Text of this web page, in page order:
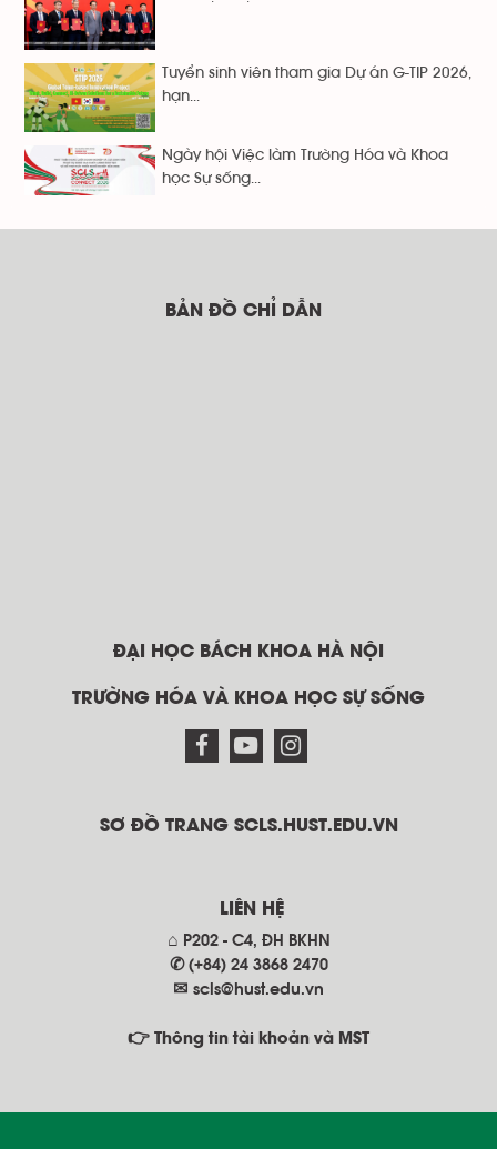
Tuyển sinh viên tham gia Dự án G-TIP 2026,
hạn...
Ngày hội Việc làm Trường Hóa và Khoa
học Sự sống...
BẢN ĐỒ CHỈ DẪN
ĐẠI HỌC BÁCH KHOA HÀ NỘI
TRƯỜNG HÓA VÀ KHOA HỌC SỰ SỐNG
SƠ ĐỒ TRANG SCLS.HUST.EDU.VN
LIÊN HỆ
⌂ P202 - C4, ĐH BKHN
✆ (+84) 24 3868 2470
✉ scls@hust.edu.vn
👉 Thông tin tài khoản và MST